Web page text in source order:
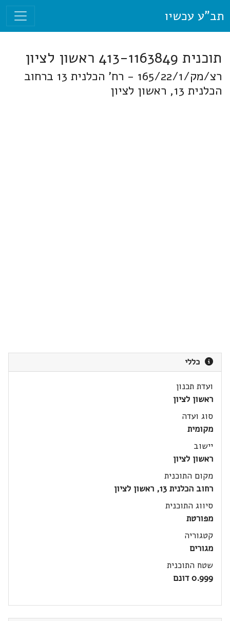
תב"ע עכשיו
תוכנית 413-1163849 ראשון לציון
רצ/מק/165/22/1 - רח' הכלנית 13 ברחוב
הכלנית 13, ראשון לציון
כללי
ועדת תכנון
ראשון לציון
סוג ועדה
מקומית
יישוב
ראשון לציון
מקום התוכנית
רחוב הכלנית 13, ראשון לציון
סיווג התוכנית
מפורטת
קטגוריה
מגורים
שטח התוכנית
0.999 דונם